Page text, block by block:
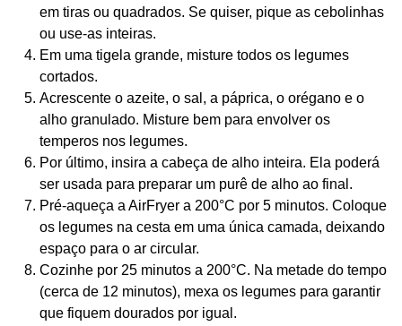
em tiras ou quadrados. Se quiser, pique as cebolinhas
ou use-as inteiras.
Em uma tigela grande, misture todos os legumes
cortados.
Acrescente o azeite, o sal, a páprica, o orégano e o
alho granulado. Misture bem para envolver os
temperos nos legumes.
Por último, insira a cabeça de alho inteira. Ela poderá
ser usada para preparar um purê de alho ao final.
Pré-aqueça a AirFryer a 200°C por 5 minutos. Coloque
os legumes na cesta em uma única camada, deixando
espaço para o ar circular.
Cozinhe por 25 minutos a 200°C. Na metade do tempo
(cerca de 12 minutos), mexa os legumes para garantir
que fiquem dourados por igual.